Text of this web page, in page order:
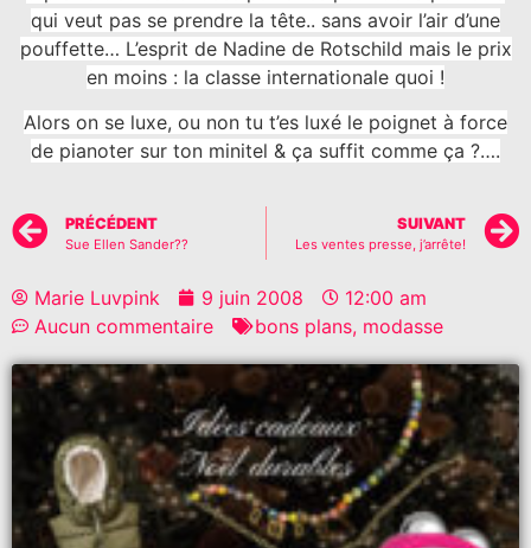
qui veut pas se prendre la tête.. sans avoir l’air d’une
pouffette… L’esprit de Nadine de Rotschild mais le prix
en moins : la classe internationale quoi !
Alors on se luxe, ou non tu t’es luxé le poignet à force
de pianoter sur ton minitel & ça suffit comme ça ?….
PRÉCÉDENT
Sue Ellen Sander??
SUIVANT
Les ventes presse, j’arrête!
Marie Luvpink 9 juin 2008
12:00 am
Aucun commentaire
bons plans, modasse